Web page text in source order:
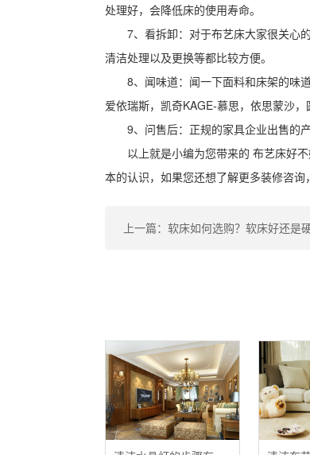
处理好，会降低床的使用寿命。
7、看拆卸：对于布艺床大家很关心
清洁处理以及更换等都比较方便。
8、闻味道：闻一下面料和床架的味
爱依瑞斯，凯奇KAGE-慕思，依思蒙沙，
9、问售后：正规的家具企业出售的
以上就是小编为您带来的 布艺床好
本的认识，如果您还想了解更多装修咨询
上一篇：软床如何选购？软床好还是